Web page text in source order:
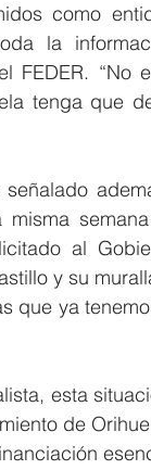
como
la
FEDER.
tenga que
misma
al
y su
que ya
esta
de